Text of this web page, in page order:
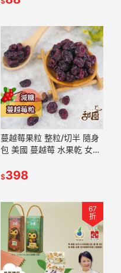
蔓越莓果粒 整粒/切半 隨身
包 美國 蔓越莓 水果乾 女孩
園】
$398
67
折